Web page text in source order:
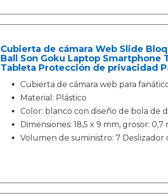
Cubierta de cámara Web Slide
Ball Son Goku Laptop Smartphone
Tableta Protección de privacidad
Cubierta de cámara web para
Material: Plástico
Color: blanco con diseño de bola de
Dimensiones: 18,5 x 9 mm, grosor: 0,7
Volumen de suministro: 7